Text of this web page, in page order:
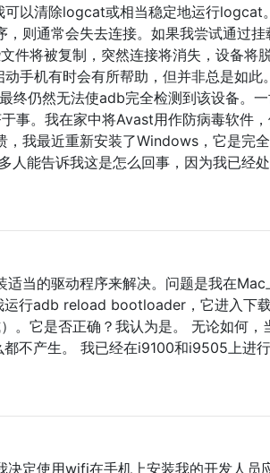
以清除logcat或相当稳定地运行logcat
则通常会失去连接。如果我尝试通过挂
件将被复制，突然连接将消失，设备将
手机有时会有所帮助，但并非总是如此
终仍然无法使adb完全检测到该设备。
。我在家中将Avast用作防病毒软件
，我最近重新安装了Windows，它是完
人能告诉我这是怎么回事，因为我已经
当的驱动程序来解决。问题是我在Mac
行adb reload bootloader，它进入下
。它是否正确？我认为是。 无论如何，
不产生。 我已经在i9100和i9505上进
定使用wifi在手机上安装我的开发人员